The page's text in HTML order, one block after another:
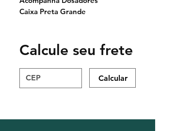
Caixa Preta Grande
Calcule seu frete
Calcular